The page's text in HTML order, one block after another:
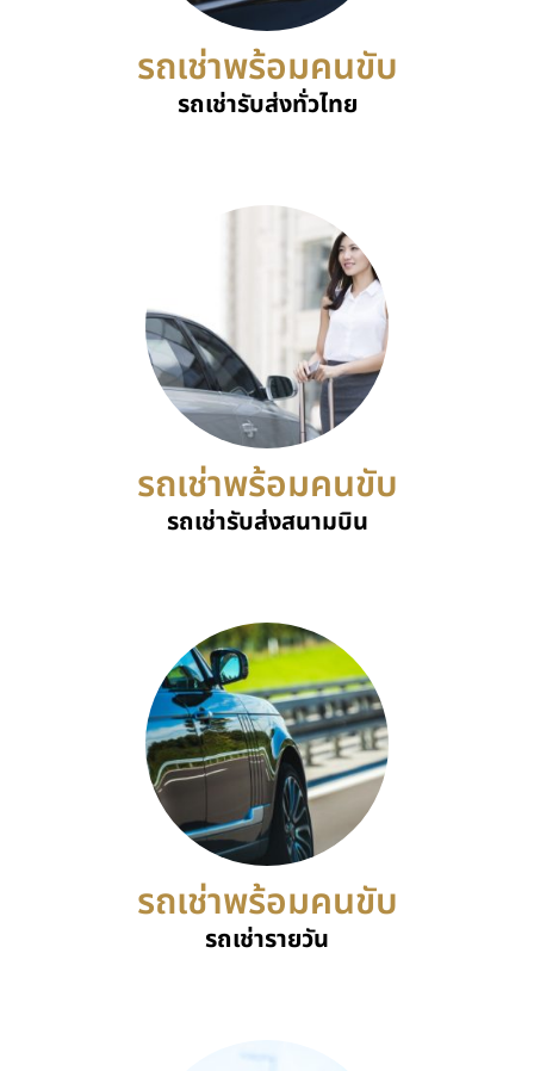
รถเช่าพร้อมคนขับ
รถเช่ารับส่งทั่วไทย
รถเช่าพร้อมคนขับ
รถเช่ารับส่งสนามบิน
รถเช่าพร้อมคนขับ
รถเช่ารายวัน